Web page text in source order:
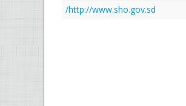
http://www.sho.gov.sd/